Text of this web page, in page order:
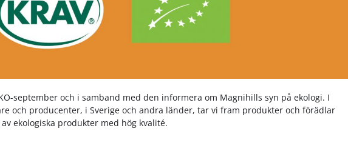
september och i samband med den informera om Magnihills syn på ekologi. I
och producenter, i Sverige och andra länder, tar vi fram produkter och förädlar
ekologiska produkter med hög kvalité.